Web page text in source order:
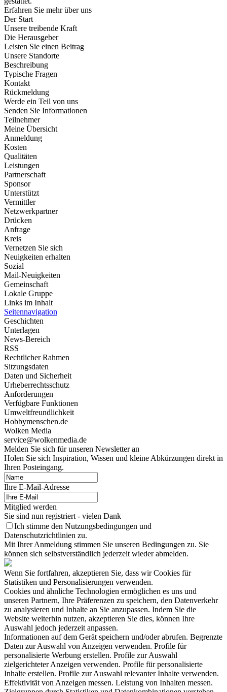
Erfahren Sie mehr über uns
Der Start
Unsere treibende Kraft
Die Herausgeber
Leisten Sie einen Beitrag
Unsere Standorte
Beschreibung
Typische Fragen
Kontakt
Rückmeldung
Werde ein Teil von uns
Senden Sie Informationen
Teilnehmer
Meine Übersicht
Anmeldung
Kosten
Qualitäten
Leistungen
Partnerschaft
Sponsor
Unterstützt
Vermittler
Netzwerkpartner
Drücken
Anfrage
Kreis
Vernetzen Sie sich
Neuigkeiten erhalten
Sozial
Mail-Neuigkeiten
Gemeinschaft
Lokale Gruppe
Links im Inhalt
Seitennavigation
Geschichten
Unterlagen
News-Bereich
RSS
Rechtlicher Rahmen
Sitzungsdaten
Daten und Sicherheit
Urheberrechtsschutz
Anforderungen
Verfügbare Funktionen
Umweltfreundlichkeit
Hobbymenschen.de
Wolken Media
service@wolkenmedia.de
Melden Sie sich für unseren Newsletter an
Holen Sie sich Inspiration, Wissen und kleine Abkürzungen direkt in
Ihren Posteingang.
Ihre E-Mail-Adresse
Mitglied werden
Sie sind nun registriert - vielen Dank
Ich stimme den Nutzungsbedingungen und
Datenschutzrichtlinien zu.
Mit Ihrer Anmeldung stimmen Sie unseren Bedingungen zu. Sie
können sich selbstverständlich jederzeit wieder abmelden.
Wenn Sie fortfahren, akzeptieren Sie, dass wir Cookies für
Statistiken und Personalisierungen verwenden.
Cookies und ähnliche Technologien ermöglichen es uns und
unseren Partnern, Ihre Präferenzen zu speichern, den Datenverkehr
zu analysieren und Inhalte an Sie anzupassen. Indem Sie die
Website weiterhin nutzen, akzeptieren Sie dies, können Ihre
Auswahl jedoch jederzeit anpassen.
Informationen auf dem Gerät speichern und/oder abrufen. Begrenzte
Daten zur Auswahl von Anzeigen verwenden. Profile für
personalisierte Werbung erstellen. Profile zur Auswahl
zielgerichteter Anzeigen verwenden. Profile für personalisierte
Inhalte erstellen. Profile zur Auswahl relevanter Inhalte verwenden.
Effektivität von Anzeigen messen. Leistung von Inhalten messen.